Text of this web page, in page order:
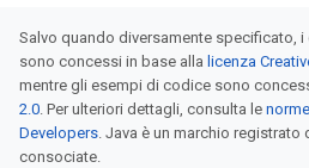
Salvo quando diversamente specificato,
sono concessi in base alla licenza
mentre gli esempi di codice sono
2.0. Per ulteriori dettagli, consulta le
Developers. Java è un marchio registrato
consociate.